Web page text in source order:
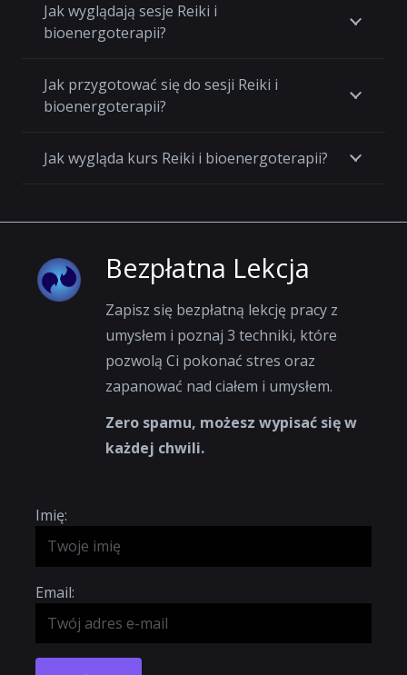
Jak wyglądają sesje Reiki i
bioenergoterapii?
Jak przygotować się do sesji Reiki i
bioenergoterapii?
Jak wygląda kurs Reiki i bioenergoterapii?
Bezpłatna Lekcja
Zapisz się bezpłatną lekcję pracy z
umysłem i poznaj 3 techniki, które
pozwolą Ci pokonać stres oraz
zapanować nad ciałem i umysłem.
Zero spamu, możesz wypisać się w
każdej chwili.
Imię:
Email: